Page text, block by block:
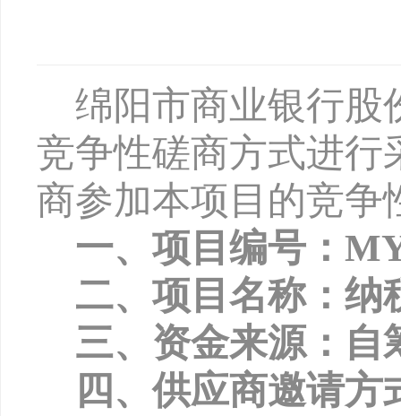
绵阳市商业银行股
竞争性磋商方式进行
商参加本项目的竞争
一、项目编号：
二、项目名称：纳
三、资金来源：自
四、供应商邀请方